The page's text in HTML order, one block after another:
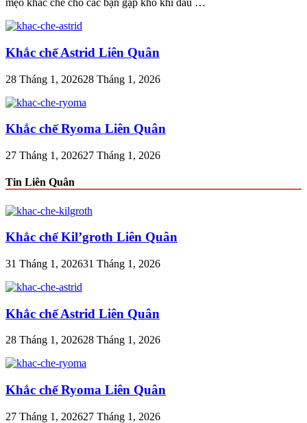
mẹo khắc chế cho các bạn gặp khó khi đấu …
Khắc chế Astrid Liên Quân
28 Tháng 1, 202628 Tháng 1, 2026
Khắc chế Ryoma Liên Quân
27 Tháng 1, 202627 Tháng 1, 2026
Tin Liên Quân
Khắc chế Kil’groth Liên Quân
31 Tháng 1, 202631 Tháng 1, 2026
Khắc chế Astrid Liên Quân
28 Tháng 1, 202628 Tháng 1, 2026
Khắc chế Ryoma Liên Quân
27 Tháng 1, 202627 Tháng 1, 2026